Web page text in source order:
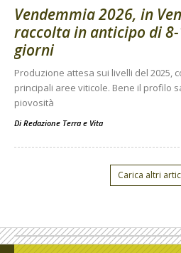
Vendemmia 2026, in
raccolta in anticipo di
giorni
Produzione attesa sui livelli del 2025,
principali aree viticole. Bene il profilo
piovosità
Di Redazione Terra e Vita
Carica altri